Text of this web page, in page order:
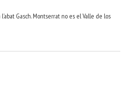
Gasch. Montserrat no es el Valle de los